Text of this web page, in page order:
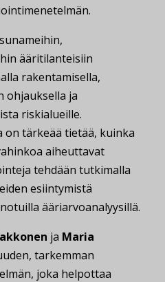
ääritilanteisiin
rakentamisella,
ohjauksella ja
riskialueille.
on tärkeää tietää, kuinka
aiheuttavat
tehdään tutkimalla
esiintymistä
ääriarvoanalyysillä.
ja Maria
tarkemman
joka helpottaa